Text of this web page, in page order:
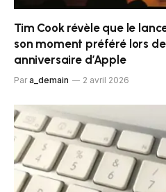
Tim Cook révèle que le
son moment préféré lors
anniversaire d’Apple
Par a_demain 2 avril 2026